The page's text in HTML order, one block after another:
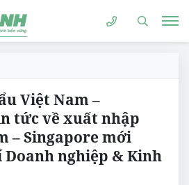
Việt Nam –
tức về xuất nhập
– Singapore mới
Doanh nghiệp & Kinh